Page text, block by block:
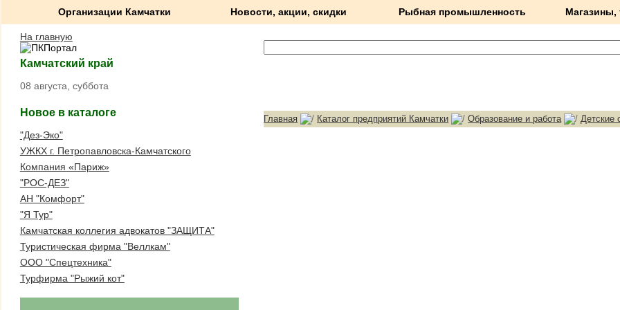
Организации Камчатки Новости, акции, скидки Рыбная промышленность Магазины,
На главную
Камчатский край
08 августа, суббота
Новое в каталоге
"Дез-Эко"
УЖКХ г. Петропавловска-Камчатского
Компания «Париж»
"РОС-ДЕЗ"
АН "Комфорт"
"Я Тур"
Камчатская коллегия адвокатов "ЗАЩИТА"
Туристическая фирма "Веллкам"
ООО "Спецтехника"
Турфирма "Рыжий кот"
Главная Каталог предприятий Камчатки Образование и работа Детские